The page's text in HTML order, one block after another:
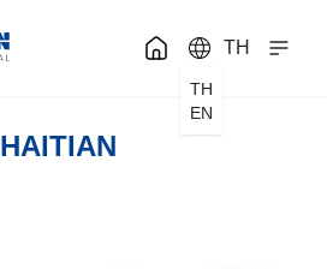
TH
TH
EN
HAITIAN